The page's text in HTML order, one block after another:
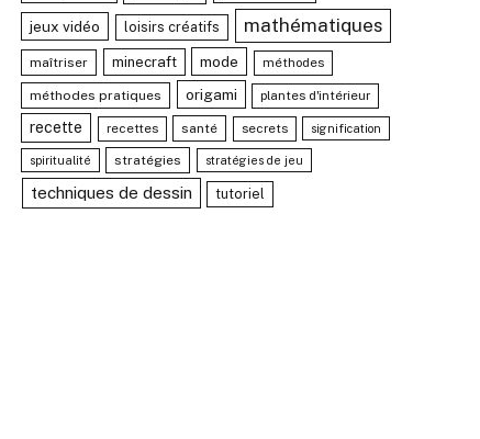
jeux vidéo loisirs créatifs mathématiques
maîtriser minecraft mode méthodes
méthodes pratiques origami plantes d'intérieur
recette recettes santé secrets signification
spiritualité stratégies stratégies de jeu
techniques de dessin tutoriel